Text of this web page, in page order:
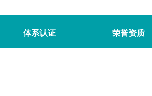
体系认证 荣誉资质